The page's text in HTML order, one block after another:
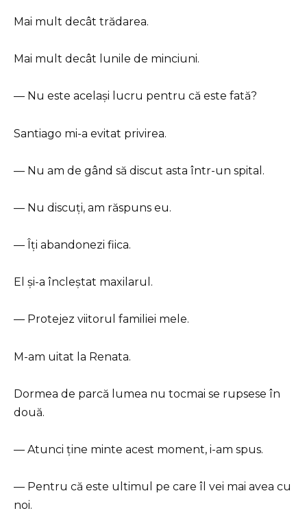
Mai mult decât trădarea.
Mai mult decât lunile de minciuni.
— Nu este același lucru pentru că este fată?
Santiago mi-a evitat privirea.
— Nu am de gând să discut asta într-un spital.
— Nu discuți, am răspuns eu.
— Îți abandonezi fiica.
El și-a încleștat maxilarul.
— Protejez viitorul familiei mele.
M-am uitat la Renata.
Dormea de parcă lumea nu tocmai se rupsese în
două.
— Atunci ține minte acest moment, i-am spus.
— Pentru că este ultimul pe care îl vei mai avea cu
noi.